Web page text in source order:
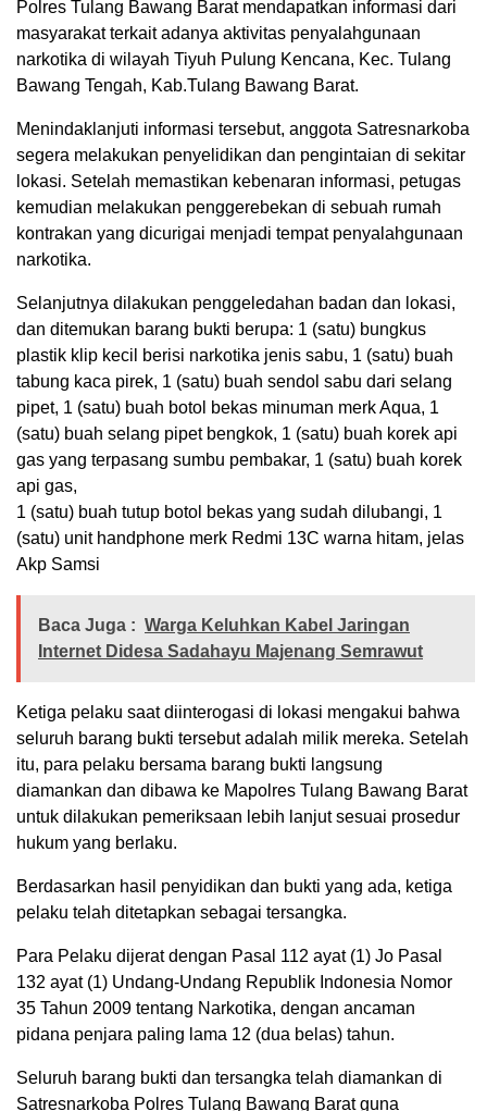
Polres Tulang Bawang Barat mendapatkan informasi dari
masyarakat terkait adanya aktivitas penyalahgunaan
narkotika di wilayah Tiyuh Pulung Kencana, Kec. Tulang
Bawang Tengah, Kab.Tulang Bawang Barat.
Menindaklanjuti informasi tersebut, anggota Satresnarkoba
segera melakukan penyelidikan dan pengintaian di sekitar
lokasi. Setelah memastikan kebenaran informasi, petugas
kemudian melakukan penggerebekan di sebuah rumah
kontrakan yang dicurigai menjadi tempat penyalahgunaan
narkotika.
Selanjutnya dilakukan penggeledahan badan dan lokasi,
dan ditemukan barang bukti berupa: 1 (satu) bungkus
plastik klip kecil berisi narkotika jenis sabu, 1 (satu) buah
tabung kaca pirek, 1 (satu) buah sendol sabu dari selang
pipet, 1 (satu) buah botol bekas minuman merk Aqua, 1
(satu) buah selang pipet bengkok, 1 (satu) buah korek api
gas yang terpasang sumbu pembakar, 1 (satu) buah korek
api gas,
1 (satu) buah tutup botol bekas yang sudah dilubangi, 1
(satu) unit handphone merk Redmi 13C warna hitam, jelas
Akp Samsi
Baca Juga : Warga Keluhkan Kabel Jaringan
Internet Didesa Sadahayu Majenang Semrawut
Ketiga pelaku saat diinterogasi di lokasi mengakui bahwa
seluruh barang bukti tersebut adalah milik mereka. Setelah
itu, para pelaku bersama barang bukti langsung
diamankan dan dibawa ke Mapolres Tulang Bawang Barat
untuk dilakukan pemeriksaan lebih lanjut sesuai prosedur
hukum yang berlaku.
Berdasarkan hasil penyidikan dan bukti yang ada, ketiga
pelaku telah ditetapkan sebagai tersangka.
Para Pelaku dijerat dengan Pasal 112 ayat (1) Jo Pasal
132 ayat (1) Undang-Undang Republik Indonesia Nomor
35 Tahun 2009 tentang Narkotika, dengan ancaman
pidana penjara paling lama 12 (dua belas) tahun.
Seluruh barang bukti dan tersangka telah diamankan di
Satresnarkoba Polres Tulang Bawang Barat guna